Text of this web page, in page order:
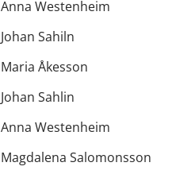
Anna Westenheim
Johan Sahiln
Maria Åkesson
Johan Sahlin
Anna Westenheim
Magdalena Salomonsson